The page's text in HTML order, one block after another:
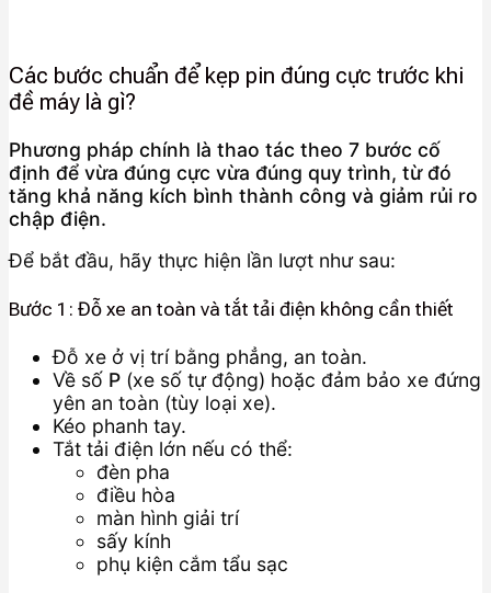
Các bước chuẩn để kẹp pin đúng cực trước khi
đề máy là gì?
Phương pháp chính là thao tác theo 7 bước cố
định để vừa đúng cực vừa đúng quy trình, từ đó
tăng khả năng kích bình thành công và giảm rủi ro
chập điện.
Để bắt đầu, hãy thực hiện lần lượt như sau:
Bước 1: Đỗ xe an toàn và tắt tải điện không cần thiết
Đỗ xe ở vị trí bằng phẳng, an toàn.
Về số P (xe số tự động) hoặc đảm bảo xe đứng
yên an toàn (tùy loại xe).
Kéo phanh tay.
Tắt tải điện lớn nếu có thể:
đèn pha
điều hòa
màn hình giải trí
sấy kính
phụ kiện cắm tẩu sạc